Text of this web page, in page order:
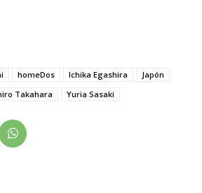
homeDos Ichika Egashira
Japón
Takahara Yuria Sasaki